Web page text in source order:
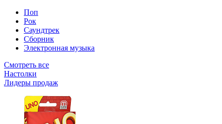
Поп
Рок
Саундтрек
Сборник
Электронная музыка
Смотреть все
Настолки
Лидеры продаж